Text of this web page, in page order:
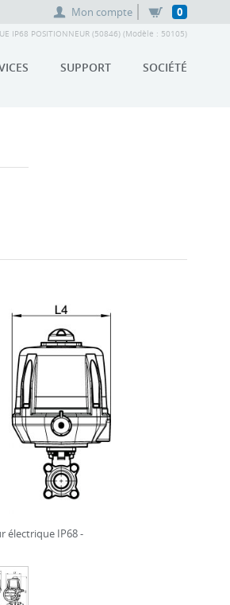
Mon compte 0
IP68 POSITIONNEUR (50846) (Modèle : 50105)
SUPPORT SOCIÉTÉ
électrique IP68 -